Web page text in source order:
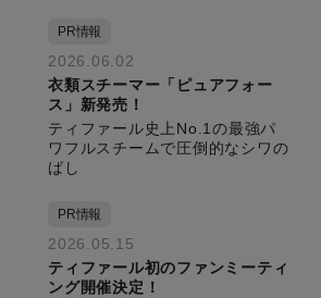
PR情報
2026.06.02
衣類スチーマー「ピュアフォー
ス」新発売！
ティファール史上No.1の最強パ
ワフルスチームで圧倒的なシワの
ばし
PR情報
2026.05.15
ティファール初のファンミーティ
ング開催決定！